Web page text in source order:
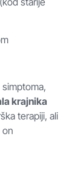
krajnika
terapiji, ali
on